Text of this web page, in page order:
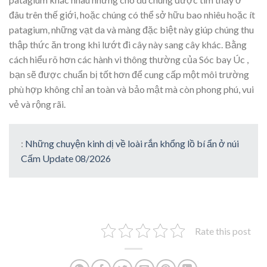
đâu trên thế giới, hoặc chúng có thể sở hữu bao nhiêu hoặc ít
patagium, những vạt da và màng đặc biệt này giúp chúng thu
thập thức ăn trong khi lướt đi cây này sang cây khác. Bằng
cách hiểu rõ hơn các hành vi thông thường của Sóc bay Úc ,
bạn sẽ được chuẩn bị tốt hơn để cung cấp một môi trường
phù hợp không chỉ an toàn và bảo mật mà còn phong phú, vui
vẻ và rộng rãi.
: Những chuyện kinh dị về loài rắn khổng lồ bí ẩn ở núi
Cấm Update 08/2026
Rate this post